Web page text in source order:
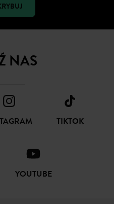
NAS
TIKTOK
YOUTUBE